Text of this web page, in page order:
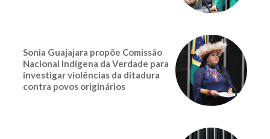
Sonia Guajajara propõe Comissão
Nacional Indígena da Verdade para
investigar violências da ditadura
contra povos originários